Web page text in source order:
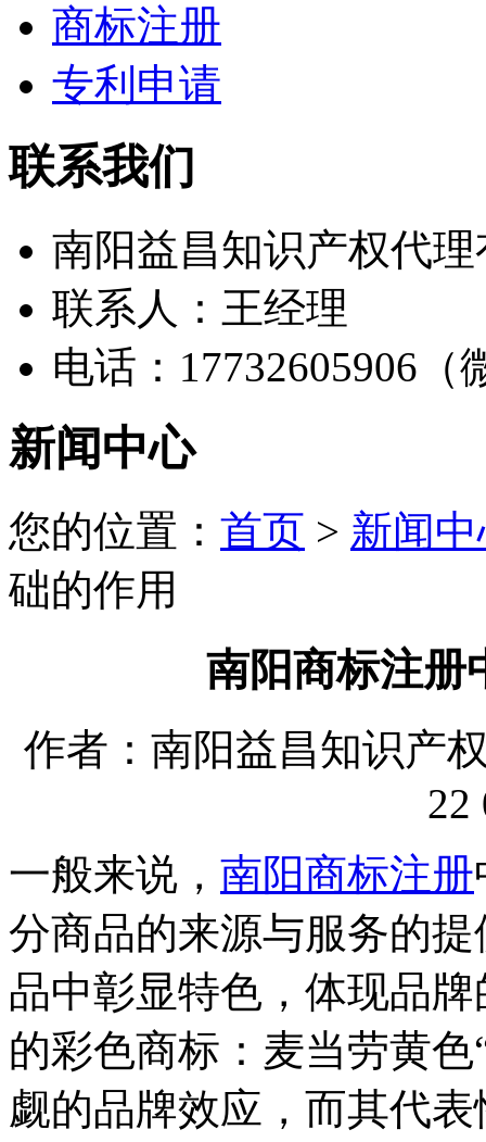
商标注册
专利申请
联系我们
南阳益昌知识产权代
联系人：王经理
电话：17732605906（
新闻中心
您的位置： 首页 > 新闻
础的作用
南阳商标注册
作者：南阳益昌知识产
22
一般来说， 南阳商标注册
分商品的来源与服务的
品中彰显特色，体现品
的彩色商标：麦当劳黄
觑的品牌效应，而其代